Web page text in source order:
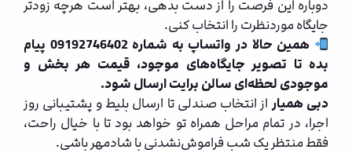
دوباره این فرصت را از دست بدهی، بهتر است هرچه زودتر
جایگاه موردنظرت را انتخاب کنی.
همین حالا در واتساپ به شماره 09192746402 پیام
بده تا تصویر جایگاه‌های موجود، قیمت هر بخش و
موجودی لحظه‌ای سالن برایت ارسال شود.
دبی همیاراز انتخاب صندلی تا ارسال بلیط و پشتیبانی روز
اجرا، در تمام مراحل همراه تو خواهد بود تا با خیال راحت،
فقط منتظر یک شب فراموش‌نشدنی با شادمهر باشی.